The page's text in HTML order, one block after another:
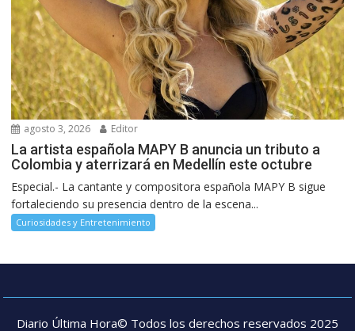
agosto 3, 2026 Editor
La artista española MAPY B anuncia un tributo a
Colombia y aterrizará en Medellín este octubre
Especial.- La cantante y compositora española MAPY B sigue
fortaleciendo su presencia dentro de la escena...
Curiosidades y Entretenimiento
Diario Última Hora© Todos los derechos reservados 2025